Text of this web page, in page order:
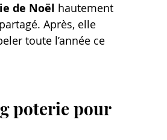
de Noël hautement
Après, elle
toute l’année ce
poterie pour